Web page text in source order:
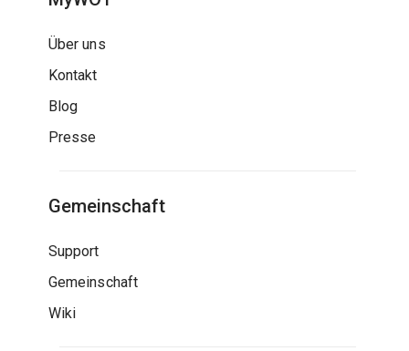
Über uns
Kontakt
Blog
Presse
Gemeinschaft
Support
Gemeinschaft
Wiki